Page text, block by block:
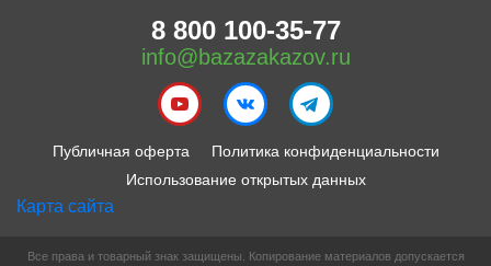
Публичная оферта
Политика конфиденциальности
Использование открытых данных
Карта сайта
8 800 100-35-77
info@bazazakazov.ru
Все права и товарный знак защищены. Копирование материалов допускается